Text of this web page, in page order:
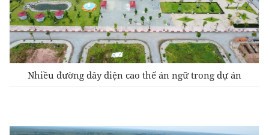
Nhiều đường dây điện cao thế án ngữ trong dự án